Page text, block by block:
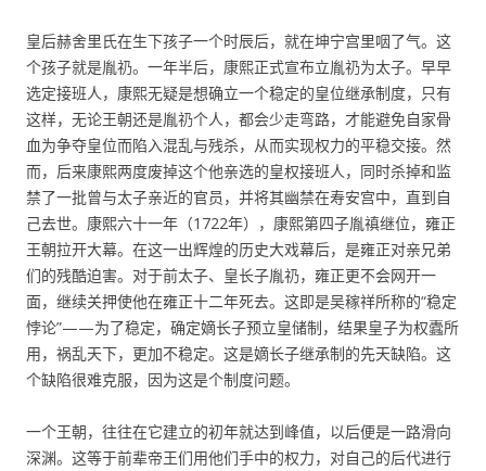
皇后赫舍里氏在生下孩子一个时辰后，就在坤宁宫里咽了气。这
个孩子就是胤礽。一年半后，康熙正式宣布立胤礽为太子。早早
选定接班人，康熙无疑是想确立一个稳定的皇位继承制度，只有
这样，无论王朝还是胤礽个人，都会少走弯路，才能避免自家骨
血为争夺皇位而陷入混乱与残杀，从而实现权力的平稳交接。然
而，后来康熙两度废掉这个他亲选的皇权接班人，同时杀掉和监
禁了一批曾与太子亲近的官员，并将其幽禁在寿安宫中，直到自
己去世。康熙六十一年（1722年），康熙第四子胤禛继位，雍正
王朝拉开大幕。在这一出辉煌的历史大戏幕后，是雍正对亲兄弟
们的残酷迫害。对于前太子、皇长子胤礽，雍正更不会网开一
面，继续关押使他在雍正十二年死去。这即是吴稼祥所称的“稳定
悖论”——为了稳定，确定嫡长子预立皇储制，结果皇子为权蠹所
用，祸乱天下，更加不稳定。这是嫡长子继承制的先天缺陷。这
个缺陷很难克服，因为这是个制度问题。
一个王朝，往往在它建立的初年就达到峰值，以后便是一路滑向
深渊。这等于前辈帝王们用他们手中的权力，对自己的后代进行